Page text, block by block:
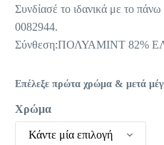
Συνδίασέ το ιδανικά με το
0082944.
Σύνθεση:ΠΟΛΥΑΜΙΝΤ 82%
Επέλεξε πρώτα χρώμα & μετά
Χρώμα
Κάντε μία επιλογή